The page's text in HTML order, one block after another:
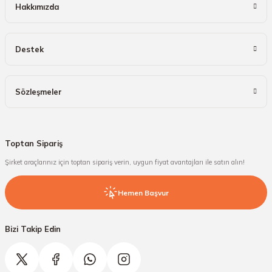
Hakkımızda
Destek
Sözleşmeler
Toptan Sipariş
Şirket araçlarınız için toptan sipariş verin, uygun fiyat avantajları ile satın alın!
Hemen Başvur
Bizi Takip Edin